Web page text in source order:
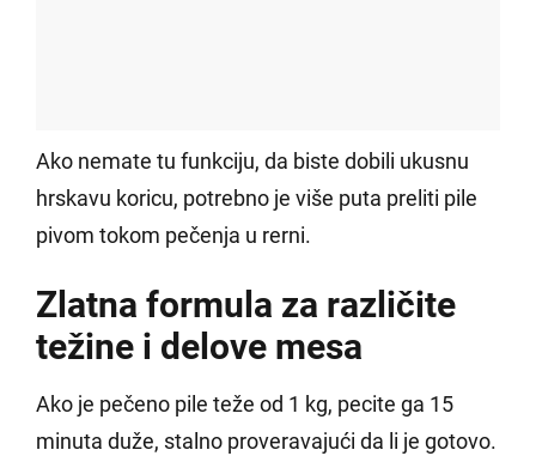
Ako nemate tu funkciju, da biste dobili ukusnu
hrskavu koricu, potrebno je više puta preliti pile
pivom tokom pečenja u rerni.
Zlatna formula za različite
težine i delove mesa
Ako je pečeno pile teže od 1 kg, pecite ga 15
minuta duže, stalno proveravajući da li je gotovo.